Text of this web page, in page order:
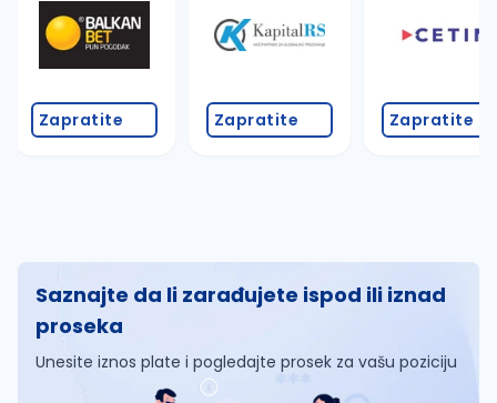
Zapratite Zapratite Zapratite
Saznajte da li zarađujete ispod ili iznad
proseka
Unesite iznos plate i pogledajte prosek za vašu poziciju